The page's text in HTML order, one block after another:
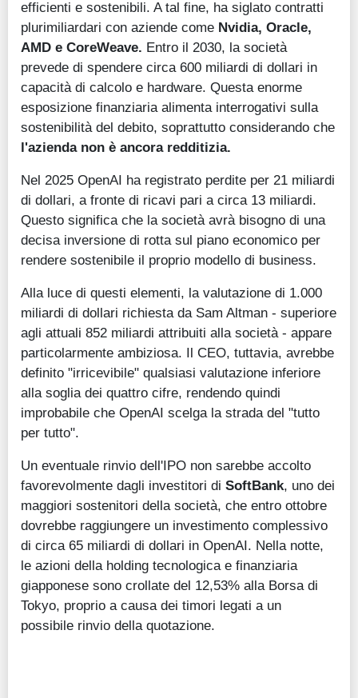
efficienti e sostenibili. A tal fine, ha siglato contratti
plurimiliardari con aziende come Nvidia, Oracle,
AMD e CoreWeave. Entro il 2030, la società
prevede di spendere circa 600 miliardi di dollari in
capacità di calcolo e hardware. Questa enorme
esposizione finanziaria alimenta interrogativi sulla
sostenibilità del debito, soprattutto considerando che
l'azienda non è ancora redditizia.
Nel 2025 OpenAI ha registrato perdite per 21 miliardi
di dollari, a fronte di ricavi pari a circa 13 miliardi.
Questo significa che la società avrà bisogno di una
decisa inversione di rotta sul piano economico per
rendere sostenibile il proprio modello di business.
Alla luce di questi elementi, la valutazione di 1.000
miliardi di dollari richiesta da Sam Altman - superiore
agli attuali 852 miliardi attribuiti alla società - appare
particolarmente ambiziosa. Il CEO, tuttavia, avrebbe
definito "irricevibile" qualsiasi valutazione inferiore
alla soglia dei quattro cifre, rendendo quindi
improbabile che OpenAI scelga la strada del "tutto
per tutto".
Un eventuale rinvio dell'IPO non sarebbe accolto
favorevolmente dagli investitori di SoftBank, uno dei
maggiori sostenitori della società, che entro ottobre
dovrebbe raggiungere un investimento complessivo
di circa 65 miliardi di dollari in OpenAI. Nella notte,
le azioni della holding tecnologica e finanziaria
giapponese sono crollate del 12,53% alla Borsa di
Tokyo, proprio a causa dei timori legati a un
possibile rinvio della quotazione.